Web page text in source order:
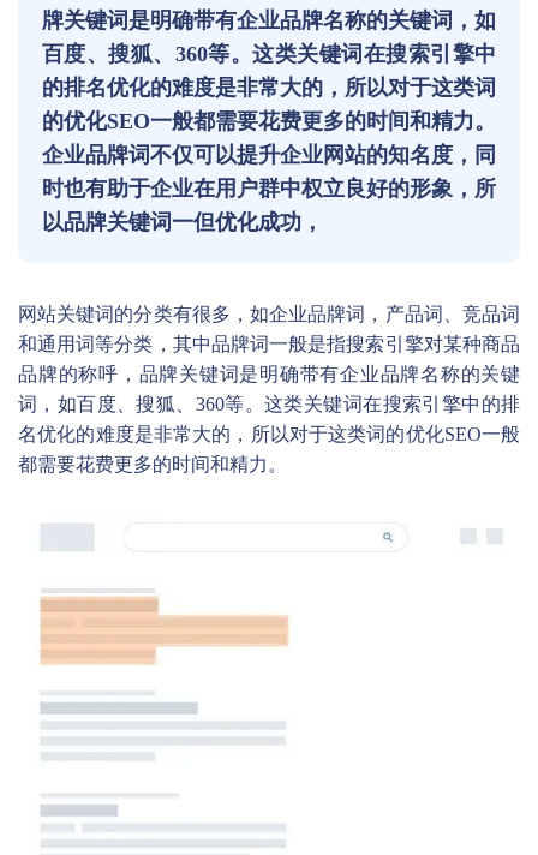
牌关键词是明确带有企业品牌名称的关键词，如
百度、搜狐、360等。这类关键词在搜索引擎中
的排名优化的难度是非常大的，所以对于这类词
的优化SEO一般都需要花费更多的时间和精力。
企业品牌词不仅可以提升企业网站的知名度，同
时也有助于企业在用户群中权立良好的形象，所
以品牌关键词一但优化成功，
网站关键词的分类有很多，如企业品牌词，产品词、竞品词
和通用词等分类，其中品牌词一般是指搜索引擎对某种商品
品牌的称呼，品牌关键词是明确带有企业品牌名称的关键
词，如百度、搜狐、360等。这类关键词在搜索引擎中的排
名优化的难度是非常大的，所以对于这类词的优化SEO一般
都需要花费更多的时间和精力。